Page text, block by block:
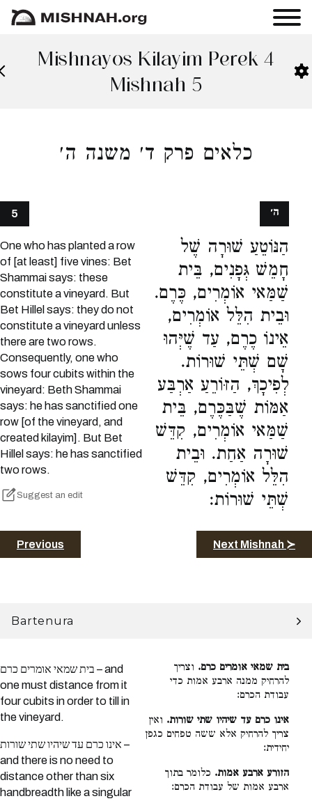
Mishnayos Kilayim Perek 4
Mishnah 5
כלאים פרק ד׳ משנה ה׳
5
One who has planted a row
of [at least] five vines: Bet
Shammai says: these
constitute a vineyard. But
Bet Hillel says: they do not
constitute a vineyard unless
there are two rows.
Consequently, one who
sows four cubits within the
vineyard: Beth Shammai
says: he has sanctified one
row [of the vineyard, and
created kilayim]. But Bet
Hillel says: he has sanctified
two rows.
Suggest an edit
הַנּוֹטֵעַ שׁוּרָה שֶׁל
חָמֵשׁ גְּפָנִים, בֵּית
שַׁמַּאי אוֹמְרִים, כֶּרֶם.
וּבֵית הִלֵּל אוֹמְרִים,
אֵינוֹ כֶרֶם, עַד שֶׁיְּהוּ
שָׁם שְׁתֵּי שׁוּרוֹת.
לְפִיכָךְ, הַזּוֹרֵעַ אַרְבַּע
אַמּוֹת שֶׁבַּכֶּרֶם, בֵּית
שַׁמַּאי אוֹמְרִים, קִדֵּשׁ
שׁוּרָה אַחַת. וּבֵית
הִלֵּל אוֹמְרִים, קִדֵּשׁ
שְׁתֵּי שׁוּרוֹת:
ה׳
Previous Next Mishnah ≻
Bartenura
בית שמאי אומרים כרם – and
one must distance from it
four cubits in order to till in
the vineyard.
אינו כרם עד שיהיו שתי שורות –
and there is no need to
distance other than six
handbreadth like a singular
בית שמאי אומרים כרם. וצריך
להרחיק ממנה ארבע אמות כדי
עבודת הכרם:
אינו כרם עד שיהיו שתי שורות. ואין
צריך להרחיק אלא ששה טפחים כגפן
יחידית:
הזורע ארבע אמות. כלומר בתוך
ארבע אמות של עבודת הכרם: